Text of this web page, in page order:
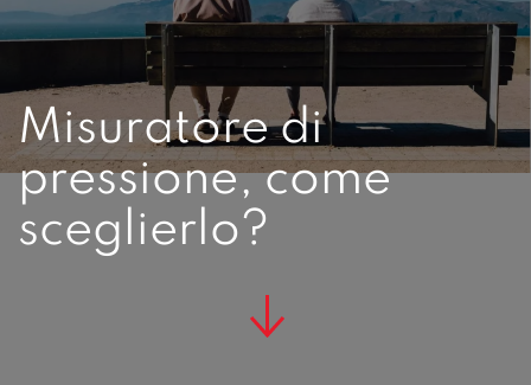
Misuratore di
pressione, come
sceglierlo?